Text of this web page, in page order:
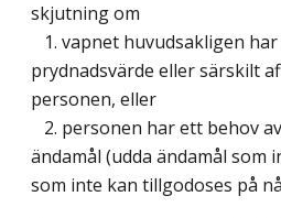
skjutning om
1. vapnet huvudsakligen
prydnadsvärde eller särskilt
personen, eller
2. personen har ett behov
ändamål (udda ändamål som
som inte kan tillgodoses på